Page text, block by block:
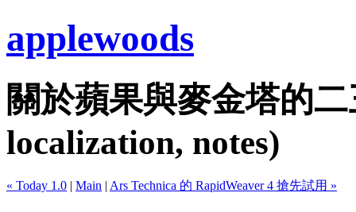
applewoods
關於蘋果與麥金塔的
localization, notes)
« Today 1.0 | Main | Ars Technica 的 RapidWeaver 4 搶先試用 »